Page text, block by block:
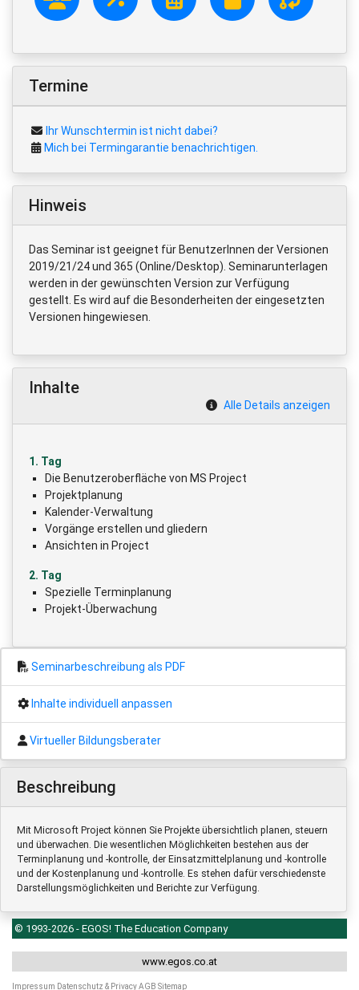
Termine
Ihr Wunschtermin ist nicht dabei?
Mich bei Termingarantie benachrichtigen.
Hinweis
Das Seminar ist geeignet für BenutzerInnen der Versionen
2019/21/24 und 365 (Online/Desktop). Seminarunterlagen
werden in der gewünschten Version zur Verfügung
gestellt. Es wird auf die Besonderheiten der eingesetzten
Versionen hingewiesen.
Inhalte
Alle Details anzeigen
1. Tag
Die Benutzeroberfläche von MS Project
Projektplanung
Kalender-Verwaltung
Vorgänge erstellen und gliedern
Ansichten in Project
2. Tag
Spezielle Terminplanung
Projekt-Überwachung
Seminarbeschreibung als PDF
Inhalte individuell anpassen
Virtueller Bildungsberater
Beschreibung
Mit Microsoft Project können Sie Projekte übersichtlich planen, steuern
und überwachen. Die wesentlichen Möglichkeiten bestehen aus der
Terminplanung und -kontrolle, der Einsatzmittelplanung und -kontrolle
und der Kostenplanung und -kontrolle. Es stehen dafür verschiedenste
Darstellungsmöglichkeiten und Berichte zur Verfügung.
© 1993-2026 - EGOS! The Education Company
www.egos.co.at
Impressum Datenschutz & PrivacyAGB Sitemap